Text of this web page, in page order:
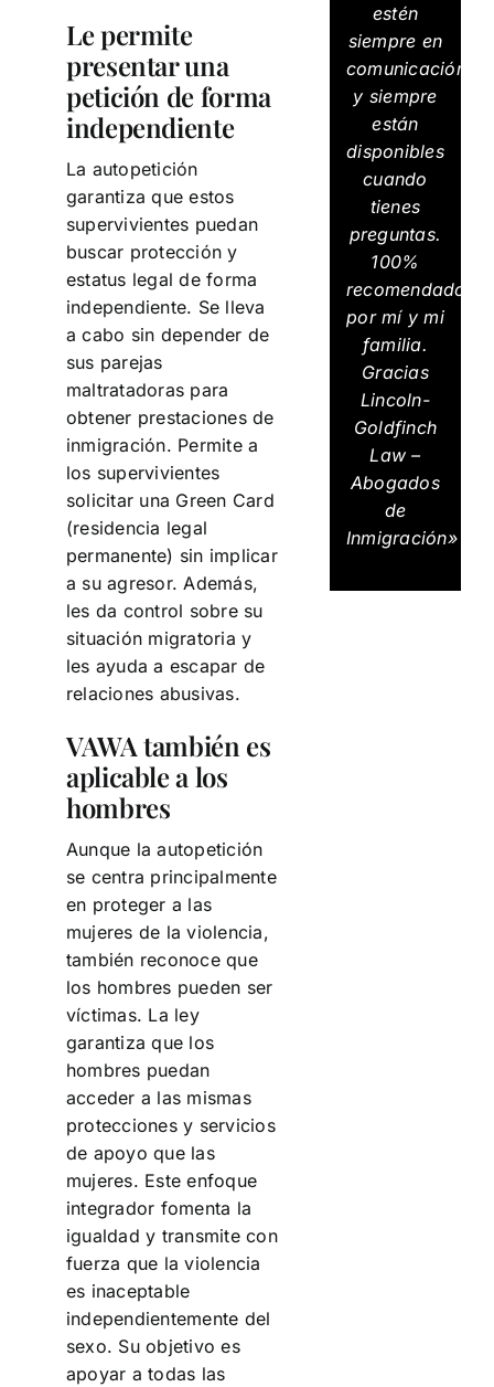
Le permite
presentar una
petición de forma
independiente
La autopetición
garantiza que estos
supervivientes puedan
buscar protección y
estatus legal de forma
independiente. Se lleva
a cabo sin depender de
sus parejas
maltratadoras para
obtener prestaciones de
inmigración. Permite a
los supervivientes
solicitar una Green Card
(residencia legal
permanente) sin implicar
a su agresor. Además,
les da control sobre su
situación migratoria y
les ayuda a escapar de
relaciones abusivas.
VAWA también es
aplicable a los
hombres
Aunque la autopetición
se centra principalmente
en proteger a las
mujeres de la violencia,
también reconoce que
los hombres pueden ser
víctimas. La ley
garantiza que los
hombres puedan
acceder a las mismas
protecciones y servicios
de apoyo que las
mujeres. Este enfoque
integrador fomenta la
igualdad y transmite con
fuerza que la violencia
es inaceptable
independientemente del
sexo. Su objetivo es
apoyar a todas las
estén
siempre en
comunicación
y siempre
están
disponibles
cuando
tienes
preguntas.
100%
recomendados
por mí y mi
familia.
Gracias
Lincoln-
Goldfinch
Law –
Abogados
de
Inmigración»